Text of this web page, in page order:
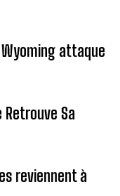
attaque
Retrouve Sa
reviennent à